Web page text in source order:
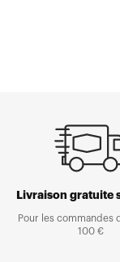
Livraison gratuite
Pour les commandes
100 €